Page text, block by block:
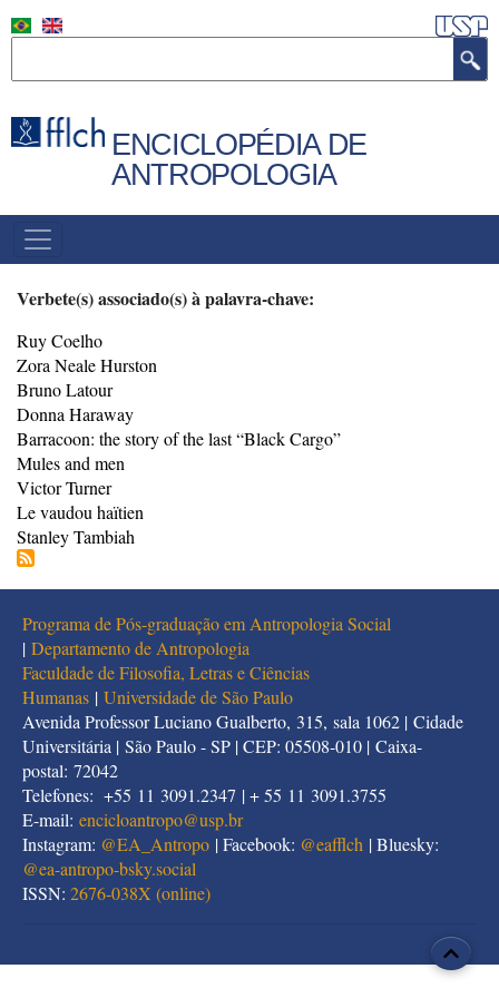
para
conteúdo
ENCICLOPÉDIA DE
ANTROPOLOGIA
MENU
PRINCIPAL
Verbete(s) associado(s) à palavra-chave:
Ruy Coelho
Zora Neale Hurston
Bruno Latour
Donna Haraway
Barracoon: the story of the last “Black Cargo”
Mules and men
Victor Turner
Le vaudou haïtien
Stanley Tambiah
Programa de Pós-graduação em Antropologia Social
| Departamento de Antropologia
Faculdade de Filosofia, Letras e Ciências
Humanas | Universidade de São Paulo
Avenida Professor Luciano Gualberto, 315, sala 1062 | Cidade
Universitária | São Paulo - SP | CEP: 05508-010 | Caixa-
postal: 72042
Telefones: +55 11 3091.2347 | + 55 11 3091.3755
E-mail: encicloantropo@usp.br
Instagram: @EA_Antropo | Facebook: @eafflch | Bluesky:
@ea-antropo-bsky.social
ISSN: 2676-038X (online)